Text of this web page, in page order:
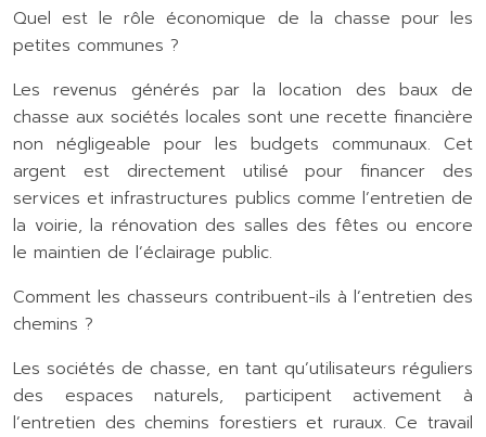
Quel est le rôle économique de la chasse pour les
petites communes ?
Les revenus générés par la location des baux de
chasse aux sociétés locales sont une recette financière
non négligeable pour les budgets communaux. Cet
argent est directement utilisé pour financer des
services et infrastructures publics comme l’entretien de
la voirie, la rénovation des salles des fêtes ou encore
le maintien de l’éclairage public.
Comment les chasseurs contribuent-ils à l’entretien des
chemins ?
Les sociétés de chasse, en tant qu’utilisateurs réguliers
des espaces naturels, participent activement à
l’entretien des chemins forestiers et ruraux. Ce travail